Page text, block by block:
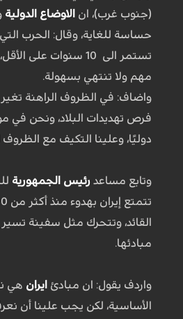
(جنوب غرب)، ان الاوضاع الدولية
حساسة للغاية، وقال: الحرب التي
تستمر الى 10 سنوات
مهم ولا تنتهي بسهولة.
واضاف: في الظروف الراهنة
فرص تهديدات البلاد، ونحن في
دوليًا، وعلينا التكيف مع الظروف
وتابع مساعد رئيس الجمهورية
القائد، وتتحرك مثل سفينة
مبادئها.
واردف يقول: ان مبادئ ايران هي
الأساسية، لكن يجب علينا أن